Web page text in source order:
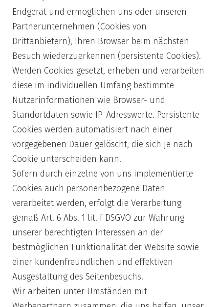
Endgerät und ermöglichen uns oder unseren
Partnerunternehmen (Cookies von
Drittanbietern), Ihren Browser beim nächsten
Besuch wiederzuerkennen (persistente Cookies).
Werden Cookies gesetzt, erheben und verarbeiten
diese im individuellen Umfang bestimmte
Nutzerinformationen wie Browser- und
Standortdaten sowie IP-Adresswerte. Persistente
Cookies werden automatisiert nach einer
vorgegebenen Dauer gelöscht, die sich je nach
Cookie unterscheiden kann.
Sofern durch einzelne von uns implementierte
Cookies auch personenbezogene Daten
verarbeitet werden, erfolgt die Verarbeitung
gemäß Art. 6 Abs. 1 lit. f DSGVO zur Wahrung
unserer berechtigten Interessen an der
bestmöglichen Funktionalität der Website sowie
einer kundenfreundlichen und effektiven
Ausgestaltung des Seitenbesuchs.
Wir arbeiten unter Umständen mit